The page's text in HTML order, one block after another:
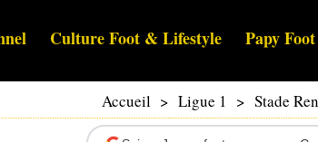
Culture Foot & Lifestyle Papy Foot
Accueil > Ligue 1 > Stade